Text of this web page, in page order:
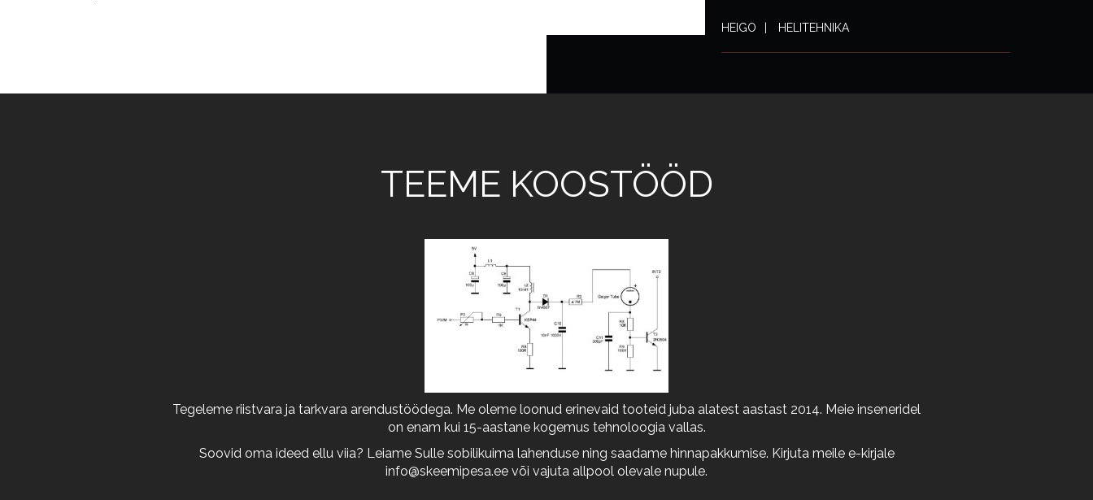
HEIGO HELITEHNIKA
TEEME KOOSTÖÖD
Tegeleme riistvara ja tarkvara arendustöödega. Me oleme loonud erinevaid tooteid juba alatest aastast 2014. Meie inseneridel
on enam kui 15-aastane kogemus tehnoloogia vallas.
Soovid oma ideed ellu viia? Leiame Sulle sobilikuima lahenduse ning saadame hinnapakkumise. Kirjuta meile e-kirjale
info@skeemipesa.ee või vajuta allpool olevale nupule.